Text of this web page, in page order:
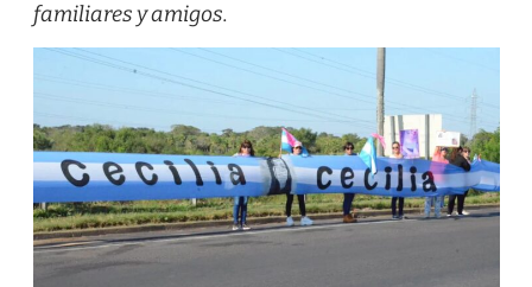
familiares y amigos.